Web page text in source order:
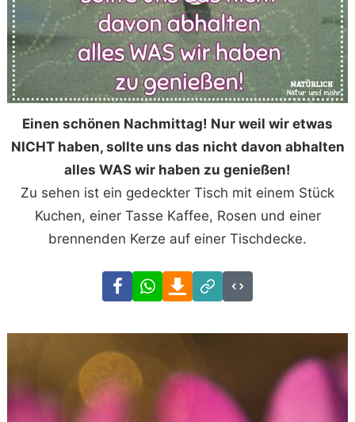
Einen schönen Nachmittag! Nur weil wir etwas
NICHT haben, sollte uns das nicht davon abhalten
alles WAS wir haben zu genießen!
Zu sehen ist ein gedeckter Tisch mit einem Stück
Kuchen, einer Tasse Kaffee, Rosen und einer
brennenden Kerze auf einer Tischdecke.
FacebookWhatsAppDownload
Link
Code